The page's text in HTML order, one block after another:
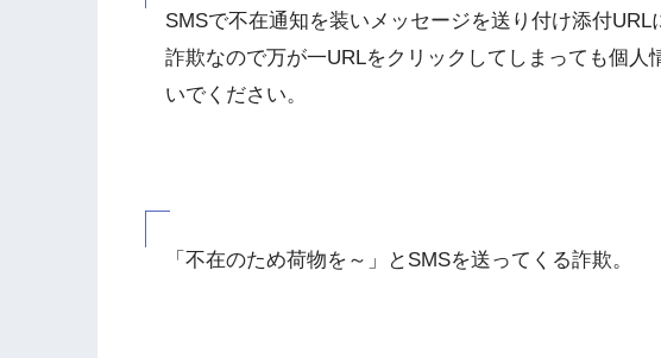
SMSで不在通知を装いメッセージを送り付け添付URL
詐欺なので万が一URLをクリックしてしまっても個人
いでください。
「不在のため荷物を～」とSMSを送ってくる詐欺。